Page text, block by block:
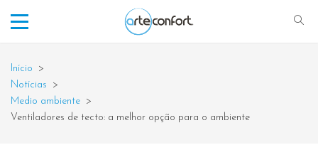
Início
>
Notícias
>
Medio ambiente >
Ventiladores de tecto: a melhor opção para o ambiente